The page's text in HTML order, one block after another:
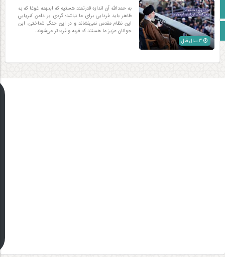
اینستاگرام
زبان انگلیسی
به حمدالله آن اندازه قدرتمند هستیم که اینهمه غوغا که به
ظاهر باید فردایی برای ما نباشد؛ گردی بر دامن کبریاییِ
این نظام مقدس نمی‌نشاند و در این جنگِ شناختی، این
جوانان عزیز ما هستند که فربه و فربه‌تر می‌شوند.